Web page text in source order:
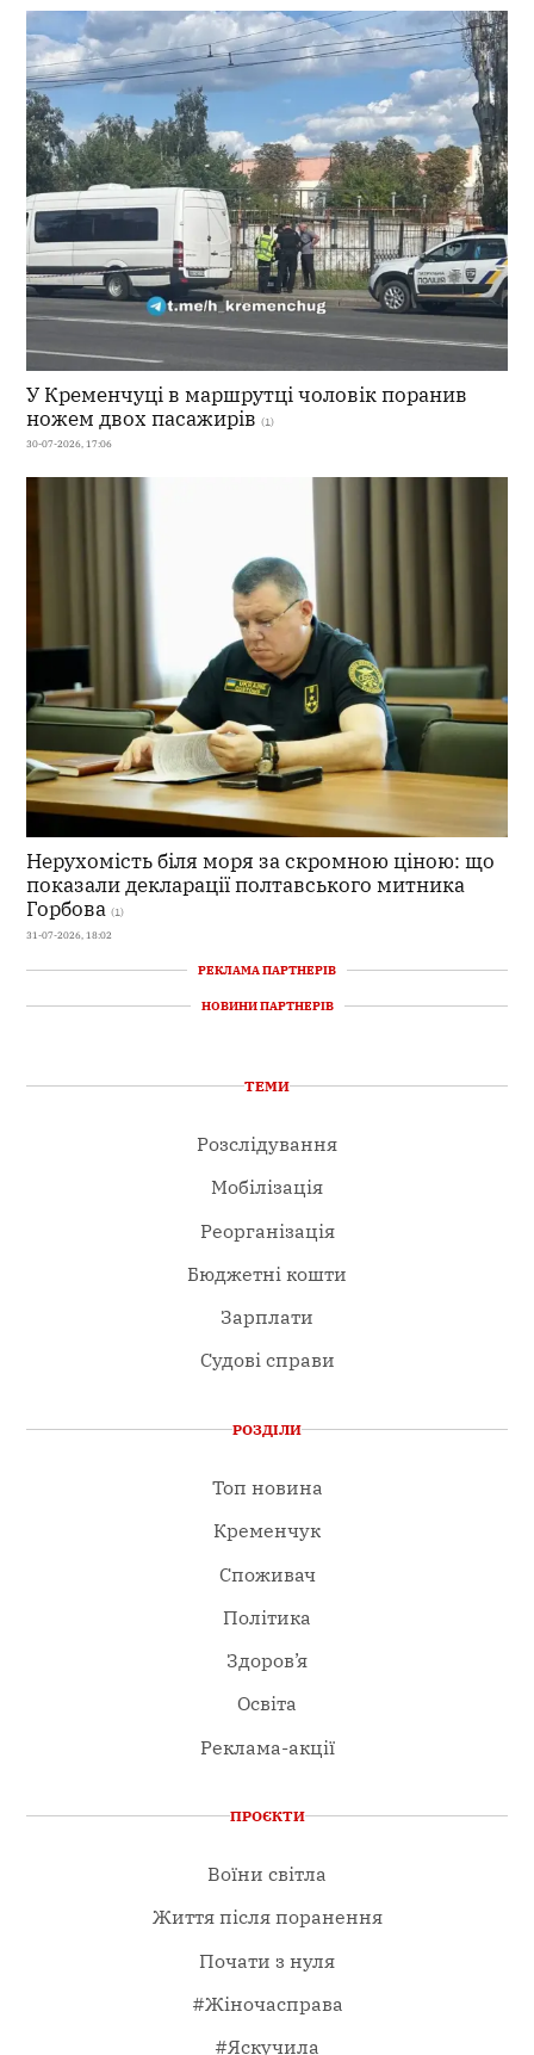
У Кременчуці в маршрутці чоловік поранив
ножем двох пасажирів (1)
30-07-2026, 17:06
Нерухомість біля моря за скромною ціною: що
показали декларації полтавського митника
Горбова (1)
31-07-2026, 18:02
РЕКЛАМА ПАРТНЕРІВ
НОВИНИ ПАРТНЕРІВ
ТЕМИ
Розслідування
Мобілізація
Реорганізація
Бюджетні кошти
Зарплати
Судові справи
РОЗДІЛИ
Топ новина
Кременчук
Споживач
Політика
Здоров’я
Освіта
Реклама-акції
ПРОЄКТИ
Воїни світла
Життя після поранення
Почати з нуля
#Жіночасправа
#Яскучила